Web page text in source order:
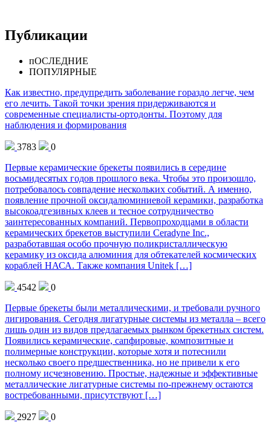
Публикации
пОСЛЕДНИЕ
ПОПУЛЯРНЫЕ
Как известно, предупредить заболевание гораздо легче, чем
его лечить. Такой точки зрения придерживаются и
современные специалисты-ортодонты. Поэтому для
наблюдения и формирования
3783
0
Первые керамические брекеты появились в середине
восьмидесятых годов прошлого века. Чтобы это произошло,
потребовалось совпадение нескольких событий. А именно,
появление прочной оксидалюминиевой керамики, разработка
высокоадгезивных клеев и тесное сотрудничество
заинтересованных компаний. Первопроходцами в области
керамических брекетов выступили Ceradyne Inc.,
разработавшая особо прочную поликристаллическую
керамику из оксида алюминия для обтекателей космических
кораблей НАСА. Также компания Unitek […]
4542
0
Первые брекеты были металлическими, и требовали ручного
лигирования. Сегодня лигатурные системы из металла – всего
лишь один из видов предлагаемых рынком брекетных систем.
Появились керамические, сапфировые, композитные и
полимерные конструкции, которые хотя и потеснили
несколько своего предшественника, но не привели к его
полному исчезновению. Простые, надежные и эффективные
металлические лигатурные системы по-прежнему остаются
востребованными, присутствуют […]
2927
0